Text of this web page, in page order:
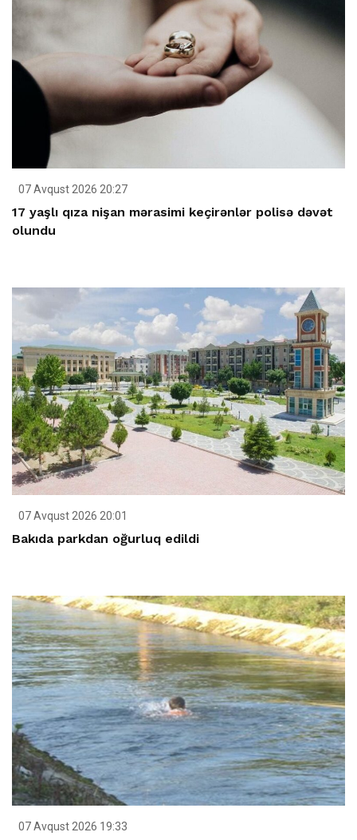
07 Avqust 2026 20:27
17 yaşlı qıza nişan mərasimi keçirənlər polisə dəvət
olundu
07 Avqust 2026 20:01
Bakıda parkdan oğurluq edildi
07 Avqust 2026 19:33